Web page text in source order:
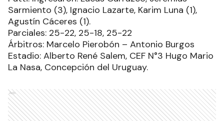
Sarmiento (3), Ignacio Lazarte, Karim Luna (1),
Agustín Cáceres (1).
Parciales: 25-22, 25-18, 25-22
Árbitros: Marcelo Pierobón – Antonio Burgos
Estadio: Alberto René Salem, CEF N°3 Hugo Mario
La Nasa, Concepción del Uruguay.
Ads